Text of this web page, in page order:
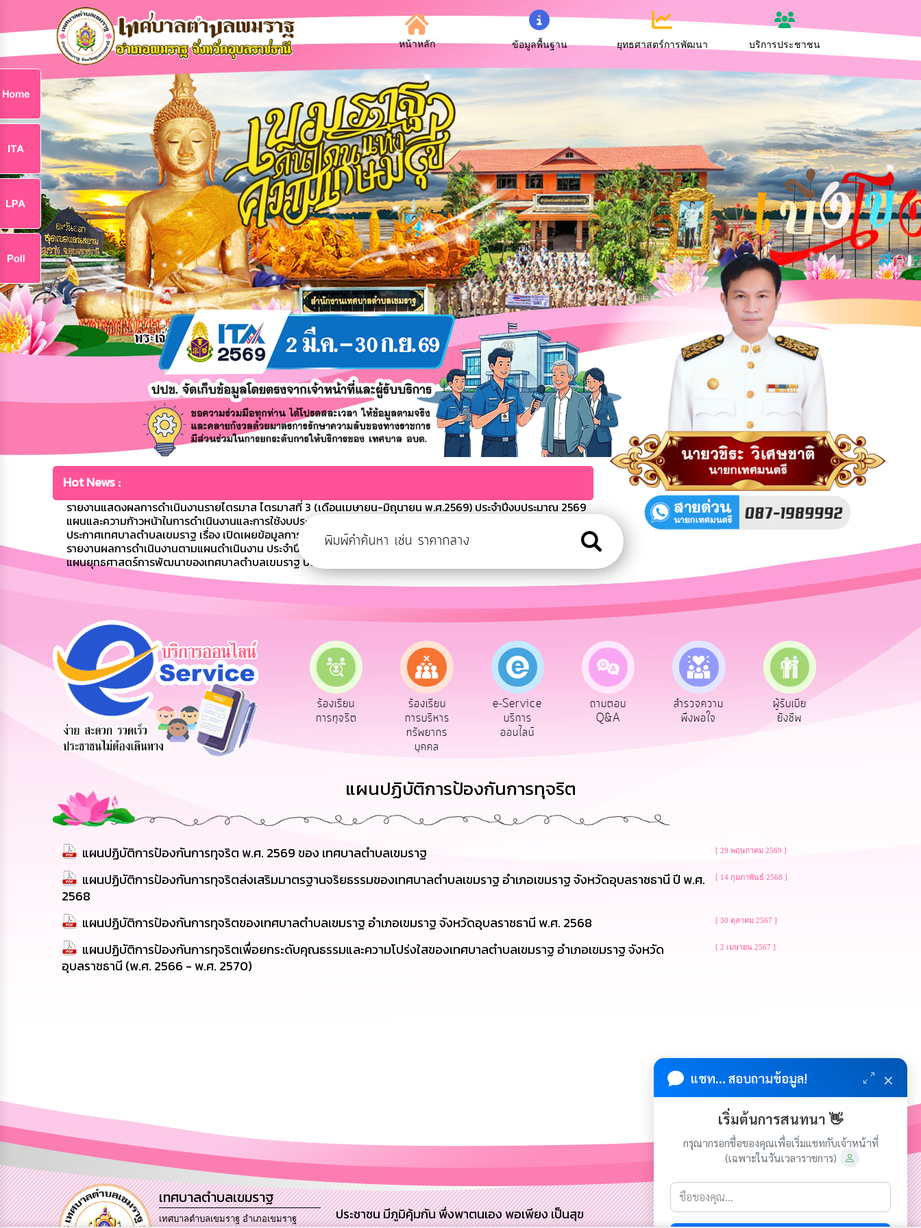
หน้าหลัก ข้อมูลพื้นฐาน ยุทธศาสตร์การพัฒนา บริการประชาชน
Hot News :
รายงานแสดงผลการดำเนินงานรายไตรมาส ไตรมาสที่ 3 (เดือนเมษายน-มิถุนายน พ.ศ.2569) ประจำปีงบประมาณ 2569
แผนและความก้าวหน้าในการดำเนินงานและการใช้งบประมาณประจำปี พ.ศ.2568
ประกาศเทศบาลตำบลเขมราฐ เรื่อง เปิดเผยข้อมูลการจ่ายขาดของเทศบาลตำบลเขมราฐ
รายงานผลการดำเนินงานตามแผนดำเนินงาน ประจำปีงบประมาณ 2568
แผนยุทธศาสตร์การพัฒนาของเทศบาลตำบลเขมราฐ ปีงบประมาณ พ.ศ.2569
รับฟังความ
คิดเห็น
ประชาชน
ร้องเรียน
ร้องทุกข์
ร้องเรียน
การทุจริต
ร้องเรียน
การบริหาร
ทรัพยากร
บุคคล
e-Service
บริการ
ออนไลน์
ถามตอบ
Q&A
สำรวจความ
พึงพอใจ
ผู้รับเบีย
ยังชีพ
แผนปฏิบัติการป้องกันการทุจริต
แผนปฏิบัติการป้องกันการทุจริต พ.ศ. 2569 ของ เทศบาลตำบลเขมราฐ [ 29 พฤษภาคม 2569 ]
แผนปฏิบัติการป้องกันการทุจริตส่งเสริมมาตรฐานจริยธรรมของเทศบาลตำบลเขมราฐ อำเภอเขมราฐ จังหวัดอุบลราชธานี ปี พ.ศ.
2568
[ 14 กุมภาพันธ์ 2568 ]
แผนปฏิบัติการป้องกันการทุจริตของเทศบาลตำบลเขมราฐ อำเภอเขมราฐ จังหวัดอุบลราชธานี พ.ศ. 2568 [ 30 ตุลาคม 2567 ]
แผนปฏิบัติการป้องกันการทุจริตเพื่อยกระดับคุณธรรมและความโปร่งใสของเทศบาลตำบลเขมราฐ อำเภอเขมราฐ จังหวัด
อุบลราชธานี (พ.ศ. 2566 - พ.ศ. 2570)
[ 2 เมษายน 2567 ]
เทศบาลตำบลเขมราฐ
เทศบาลตำบลเขมราฐ อำเภอเขมราฐ ประชาชน มีภูมิคุ้มกัน พึ่งพาตนเอง พอเพียง เป็นสุข เกี่ยวกับเรา ติดต่อเรา
แชท... สอบถามข้อมูล! ×
เริ่มต้นการสนทนา 👋
กรุณากรอกชื่อของคุณเพื่อเริ่มแชทกับเจ้าหน้าที่
(เฉพาะในวันเวลาราชการ)